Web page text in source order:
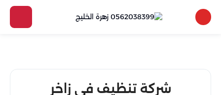
شركة تنظيف في زاخر